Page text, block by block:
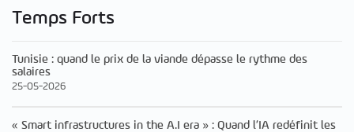
Temps Forts
Tunisie : quand le prix de la viande dépasse le rythme des
salaires
25-05-2026
« Smart infrastructures in the A.I era » : Quand l’IA redéfinit les